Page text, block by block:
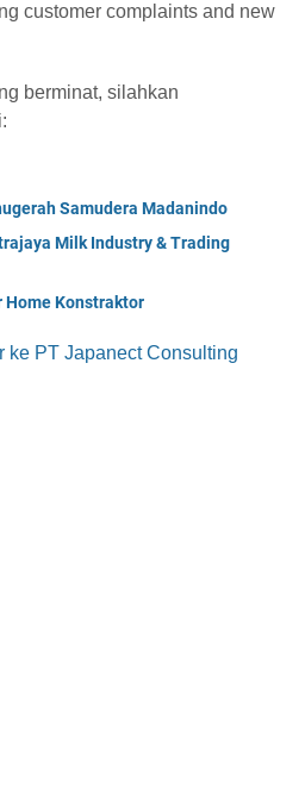
customer complaints and new
berminat, silahkan
Samudera Madanindo
Milk Industry & Trading
Home Konstraktor
ke PT Japanect Consulting